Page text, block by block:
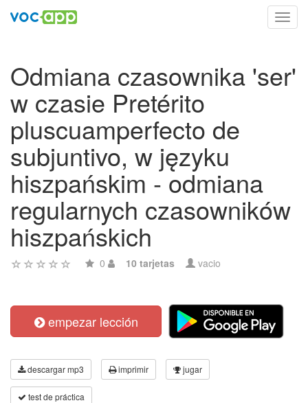
Odmiana czasownika 'ser'
w czasie Pretérito
pluscuamperfecto de
subjuntivo, w języku
hiszpańskim - odmiana
regularnych czasowników
hiszpańskich
0 10 tarjetas vacio
empezar lección
descargar mp3 imprimir jugar
test de práctica